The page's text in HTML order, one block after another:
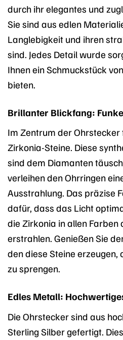
durch ihr elegantes und
Sie sind aus edlen
Langlebigkeit und ihren
sind. Jedes Detail wurde
Ihnen ein Schmuckstück
bieten.
Brillanter Blickfang:
Im Zentrum der
Zirkonia-Steine. Diese
sind dem Diamanten
verleihen den Ohrringen
Ausstrahlung. Das präzise
dafür, dass das Licht
die Zirkonia in allen Farben
erstrahlen. Genießen Sie
den diese Steine erzeugen,
zu sprengen.
Edles Metall:
Die Ohrstecker sind aus
Sterling Silber gefertigt.